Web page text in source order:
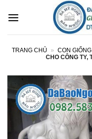
qua
TRANG CHỦ » CON
CHO CÔNG TY,